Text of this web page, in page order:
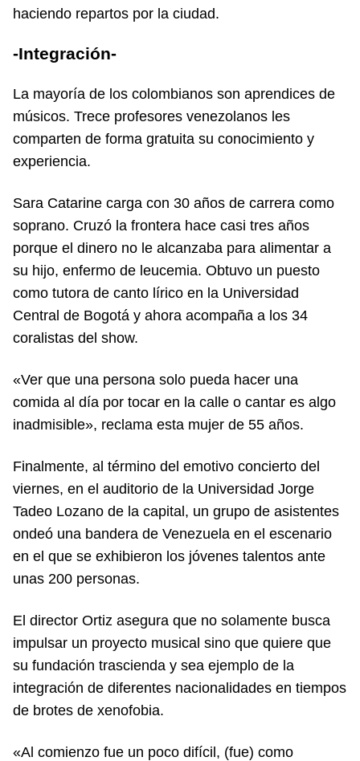
haciendo repartos por la ciudad.
-Integración-
La mayoría de los colombianos son aprendices de
músicos. Trece profesores venezolanos les
comparten de forma gratuita su conocimiento y
experiencia.
Sara Catarine carga con 30 años de carrera como
soprano. Cruzó la frontera hace casi tres años
porque el dinero no le alcanzaba para alimentar a
su hijo, enfermo de leucemia. Obtuvo un puesto
como tutora de canto lírico en la Universidad
Central de Bogotá y ahora acompaña a los 34
coralistas del show.
«Ver que una persona solo pueda hacer una
comida al día por tocar en la calle o cantar es algo
inadmisible», reclama esta mujer de 55 años.
Finalmente, al término del emotivo concierto del
viernes, en el auditorio de la Universidad Jorge
Tadeo Lozano de la capital, un grupo de asistentes
ondeó una bandera de Venezuela en el escenario
en el que se exhibieron los jóvenes talentos ante
unas 200 personas.
El director Ortiz asegura que no solamente busca
impulsar un proyecto musical sino que quiere que
su fundación trascienda y sea ejemplo de la
integración de diferentes nacionalidades en tiempos
de brotes de xenofobia.
«Al comienzo fue un poco difícil, (fue) como